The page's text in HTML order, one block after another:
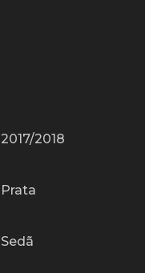
2017/2018
Prata
Sedã